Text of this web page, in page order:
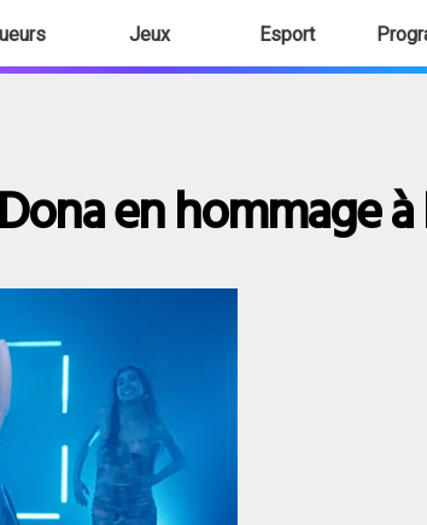
Jeux Esport
en hommage à